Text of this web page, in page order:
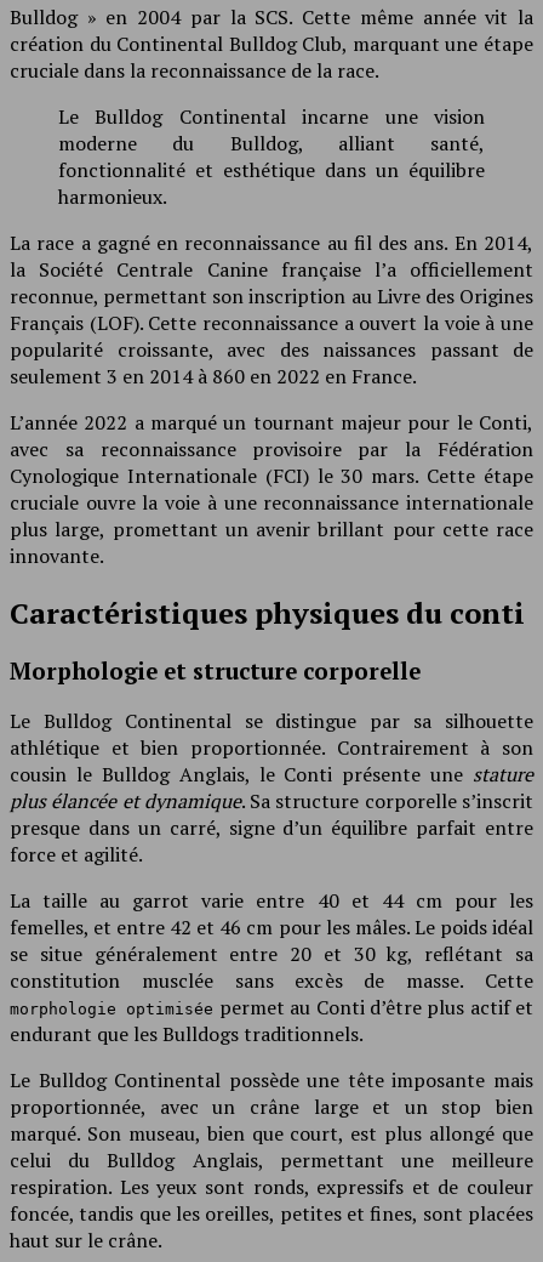
Bulldog » en 2004 par la SCS. Cette même année vit la
création du Continental Bulldog Club, marquant une étape
cruciale dans la reconnaissance de la race.
Le Bulldog Continental incarne une vision
moderne du Bulldog, alliant santé,
fonctionnalité et esthétique dans un équilibre
harmonieux.
La race a gagné en reconnaissance au fil des ans. En 2014,
la Société Centrale Canine française l’a officiellement
reconnue, permettant son inscription au Livre des Origines
Français (LOF). Cette reconnaissance a ouvert la voie à une
popularité croissante, avec des naissances passant de
seulement 3 en 2014 à 860 en 2022 en France.
L’année 2022 a marqué un tournant majeur pour le Conti,
avec sa reconnaissance provisoire par la Fédération
Cynologique Internationale (FCI) le 30 mars. Cette étape
cruciale ouvre la voie à une reconnaissance internationale
plus large, promettant un avenir brillant pour cette race
innovante.
Caractéristiques physiques du conti
Morphologie et structure corporelle
Le Bulldog Continental se distingue par sa silhouette
athlétique et bien proportionnée. Contrairement à son
cousin le Bulldog Anglais, le Conti présente une stature
plus élancée et dynamique. Sa structure corporelle s’inscrit
presque dans un carré, signe d’un équilibre parfait entre
force et agilité.
La taille au garrot varie entre 40 et 44 cm pour les
femelles, et entre 42 et 46 cm pour les mâles. Le poids idéal
se situe généralement entre 20 et 30 kg, reflétant sa
constitution musclée sans excès de masse. Cette
morphologie optimisée permet au Conti d’être plus actif et
endurant que les Bulldogs traditionnels.
Le Bulldog Continental possède une tête imposante mais
proportionnée, avec un crâne large et un stop bien
marqué. Son museau, bien que court, est plus allongé que
celui du Bulldog Anglais, permettant une meilleure
respiration. Les yeux sont ronds, expressifs et de couleur
foncée, tandis que les oreilles, petites et fines, sont placées
haut sur le crâne.